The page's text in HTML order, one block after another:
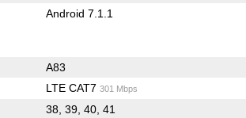
Android 7.1.1
A83
LTE CAT7 301 Mbps
38, 39, 40, 41